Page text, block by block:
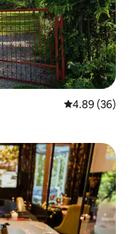
คะแนนเฉลี่ย
4.89 (36)